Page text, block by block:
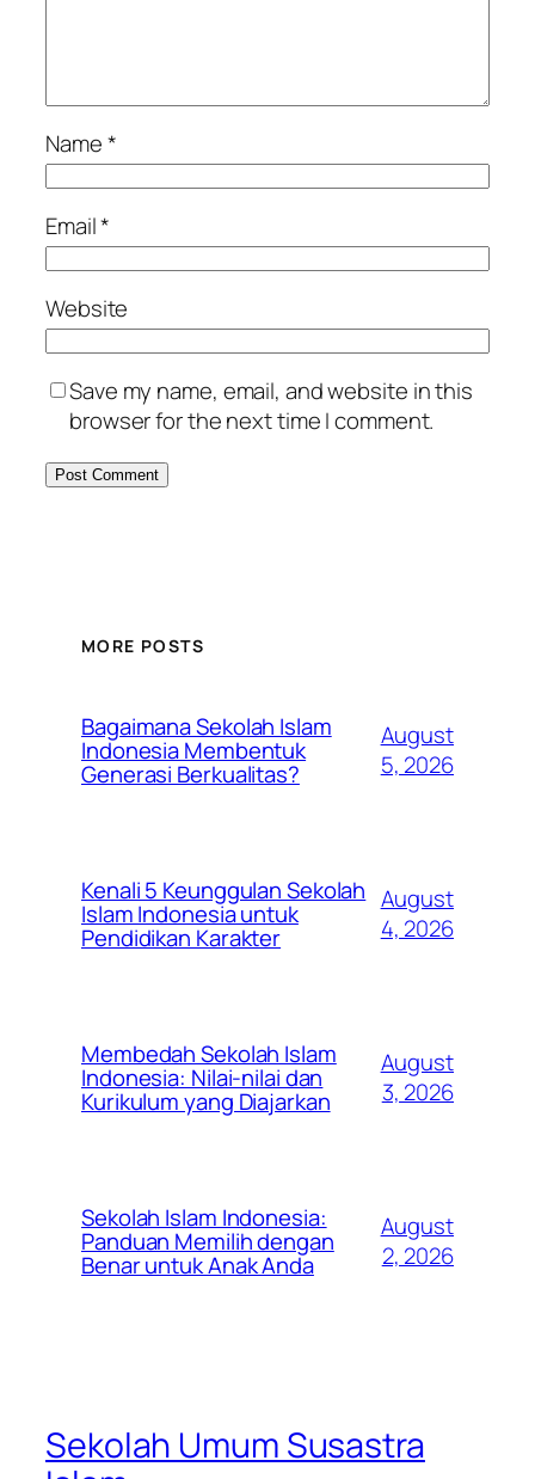
Name*
Email*
Website
Save my name, email, and website in this
browser for the next time I comment.
MORE POSTS
Bagaimana Sekolah Islam
Indonesia Membentuk
Generasi Berkualitas?
August
5, 2026
Kenali 5 Keunggulan Sekolah
Islam Indonesia untuk
Pendidikan Karakter
August
4, 2026
Membedah Sekolah Islam
Indonesia: Nilai-nilai dan
Kurikulum yang Diajarkan
August
3, 2026
Sekolah Islam Indonesia:
Panduan Memilih dengan
Benar untuk Anak Anda
August
2, 2026
Sekolah Umum Susastra